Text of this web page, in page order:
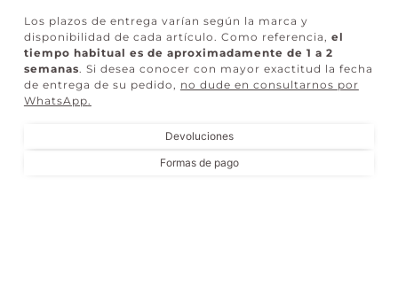
Devoluciones
Formas de pago
Los plazos de entrega varían según la marca y
disponibilidad de cada artículo. Como referencia, el
tiempo habitual es de aproximadamente de 1 a 2
semanas. Si desea conocer con mayor exactitud la fecha
de entrega de su pedido, no dude en consultarnos por
WhatsApp.